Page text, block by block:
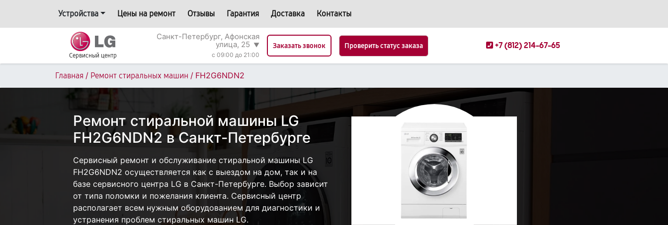
Устройства Цены на ремонт Отзывы Гарантия Доставка Контакты
Сервисный центр
Санкт-Петербург, Афонская
улица, 25 ▼
c 09:00 до 21:00
Заказать звонок Проверить статус заказа +7 (812) 214-67-65
Главная / Ремонт стиральных машин / FH2G6NDN2
Ремонт стиральной машины LG
FH2G6NDN2 в Санкт-Петербурге
Сервисный ремонт и обслуживание стиральной машины LG
FH2G6NDN2 осуществляется как с выездом на дом, так и на
базе сервисного центра LG в Санкт-Петербурге. Выбор зависит
от типа поломки и пожелания клиента. Сервисный центр
располагает всем нужным оборудованием для диагностики и
устранения проблем стиральных машин LG.